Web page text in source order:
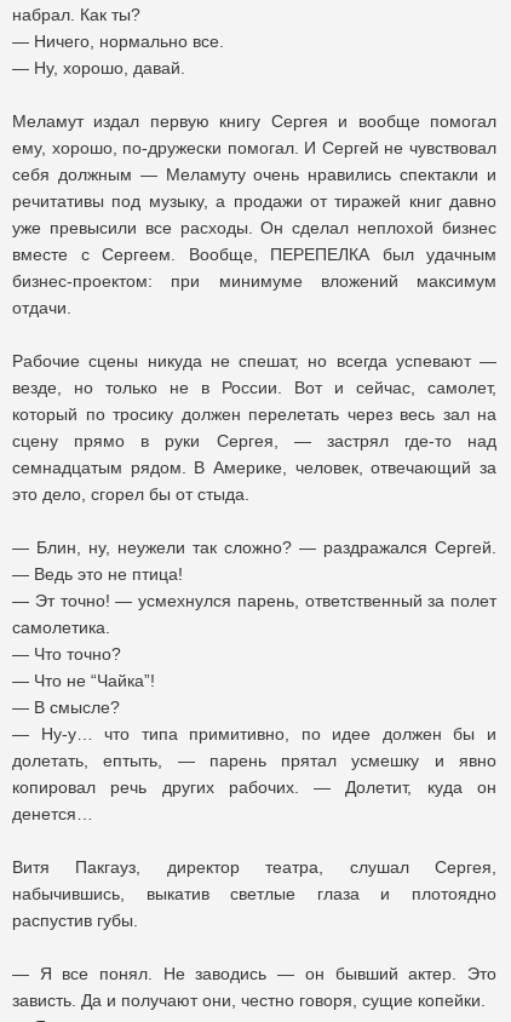
набрал. Как ты?
— Ничего, нормально все.
— Ну, хорошо, давай.
Меламут издал первую книгу Сергея и вообще помогал
ему, хорошо, по-дружески помогал. И Сергей не чувствовал
себя должным — Меламуту очень нравились спектакли и
речитативы под музыку, а продажи от тиражей книг давно
уже превысили все расходы. Он сделал неплохой бизнес
вместе с Сергеем. Вообще, ПЕРЕПЕЛКА был удачным
бизнес-проектом: при минимуме вложений максимум
отдачи.
Рабочие сцены никуда не спешат, но всегда успевают —
везде, но только не в России. Вот и сейчас, самолет,
который по тросику должен перелетать через весь зал на
сцену прямо в руки Сергея, — застрял где-то над
семнадцатым рядом. В Америке, человек, отвечающий за
это дело, сгорел бы от стыда.
— Блин, ну, неужели так сложно? — раздражался Сергей.
— Ведь это не птица!
— Эт точно! — усмехнулся парень, ответственный за полет
самолетика.
— Что точно?
— Что не “Чайка”!
— В смысле?
— Ну-у… что типа примитивно, по идее должен бы и
долетать, ептыть, — парень прятал усмешку и явно
копировал речь других рабочих. — Долетит, куда он
денется…
Витя Пакгауз, директор театра, слушал Сергея,
набычившись, выкатив светлые глаза и плотоядно
распустив губы.
— Я все понял. Не заводись — он бывший актер. Это
зависть. Да и получают они, честно говоря, сущие копейки.